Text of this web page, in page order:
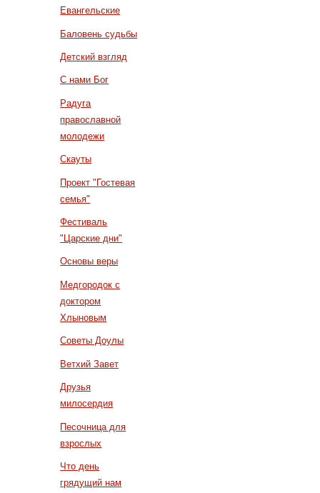
Евангельские
Баловень судьбы
Детский взгляд
С нами Бог
Радуга
православной
молодежи
Скауты
Проект "Гостевая
семья"
Фестиваль
"Царские дни"
Основы веры
Медгородок с
доктором
Хлыновым
Советы Доулы
Ветхий Завет
Друзья
милосердия
Песочница для
взрослых
Что день
грядущий нам